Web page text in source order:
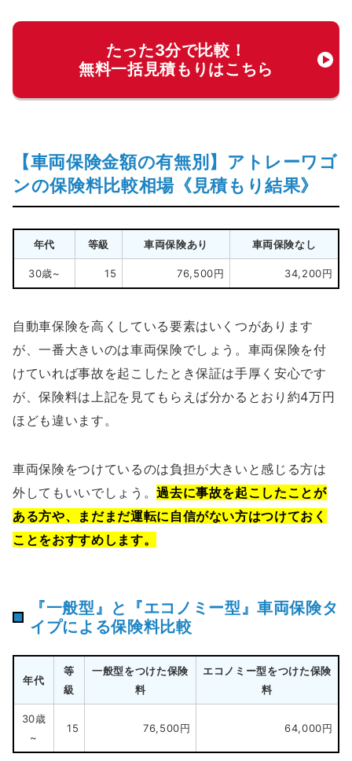
たった3分で比較！
無料一括見積もりはこちら
【車両保険金額の有無別】アトレーワゴ
ンの保険料比較相場《見積もり結果》
年代 等級 車両保険あり 車両保険なし
30歳~ 15 76,500円 34,200円
自動車保険を高くしている要素はいくつがあります
が、一番大きいのは車両保険でしょう。車両保険を付
けていれば事故を起こしたとき保証は手厚く安心です
が、保険料は上記を見てもらえば分かるとおり約4万円
ほども違います。
車両保険をつけているのは負担が大きいと感じる方は
外してもいいでしょう。過去に事故を起こしたことが
ある方や、まだまだ運転に自信がない方はつけておく
ことをおすすめします。
『一般型』と『エコノミー型』車両保険タ
イプによる保険料比較
年代
等
級
一般型をつけた保険
料
エコノミー型をつけた保険
料
30歳
~
15 76,500円 64,000円